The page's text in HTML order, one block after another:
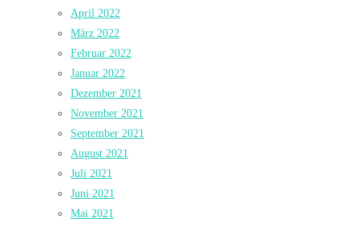
April 2022
März 2022
Februar 2022
Januar 2022
Dezember 2021
November 2021
September 2021
August 2021
Juli 2021
Juni 2021
Mai 2021